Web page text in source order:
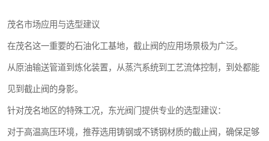
茂名市场应用与选型建议
在茂名这一重要的石油化工基地，截止阀的应用场景极为广泛。
从原油输送管道到炼化装置，从蒸汽系统到工艺流体控制，到处都能
见到截止阀的身影。
针对茂名地区的特殊工况，东光阀门提供专业的选型建议：
对于高温高压环境，推荐选用铸钢或不锈钢材质的截止阀，确保足够